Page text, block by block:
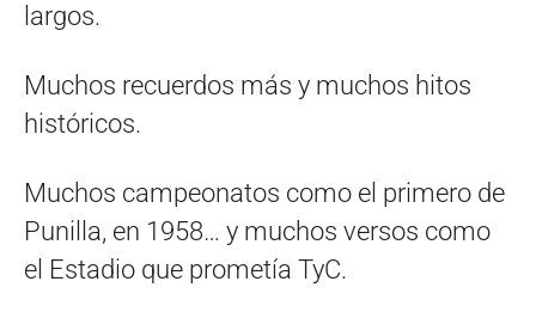
largos.
Muchos recuerdos más y muchos hitos
históricos.
Muchos campeonatos como el primero de
Punilla, en 1958… y muchos versos como
el Estadio que prometía TyC.